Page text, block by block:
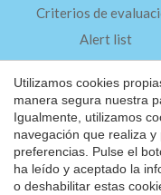
Criterios de
Alert list
FAQ
Utilizamos cookies
manera segura nuestra
Igualmente, utilizamos
navegación que realiza
preferencias. Pulse el
ha leído y aceptado la
o deshabilitar estas
Guardar